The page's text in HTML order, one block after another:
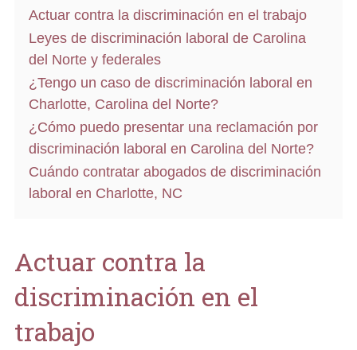
Actuar contra la discriminación en el trabajo
Leyes de discriminación laboral de Carolina
del Norte y federales
¿Tengo un caso de discriminación laboral en
Charlotte, Carolina del Norte?
¿Cómo puedo presentar una reclamación por
discriminación laboral en Carolina del Norte?
Cuándo contratar abogados de discriminación
laboral en Charlotte, NC
Actuar contra la
discriminación en el
trabajo